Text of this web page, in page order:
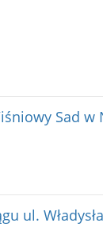
Sad w
ul.